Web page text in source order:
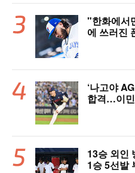
"한화에서
에 쓰러진
‘나고야
합격…이민
13승 외인
1승 5선발